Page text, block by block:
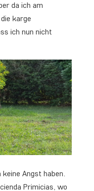
da ich am
karge
ich nun nicht
Angst haben.
Primicias, wo